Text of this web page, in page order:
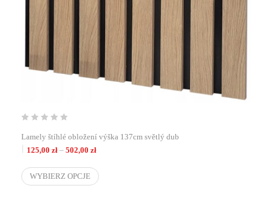
Lamely štíhlé obložení výška 137cm světlý dub
125,00 zł – 502,00 złZakres cen: od 125,00 zł do 502,00 zł
WYBIERZ OPCJE